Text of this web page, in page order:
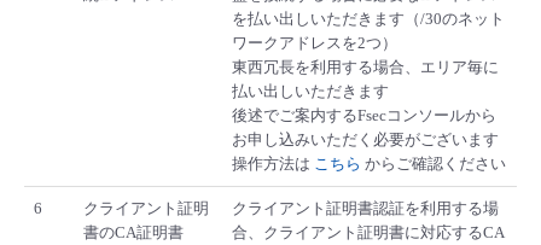
を払い出しいただきます（/30のネット
ワークアドレスを2つ）
東西冗長を利用する場合、エリア毎に
払い出しいただきます
後述でご案内するFsecコンソールから
お申し込みいただく必要がございます
操作方法は こちら からご確認ください
6
クライアント証明
書のCA証明書
クライアント証明書認証を利用する場
合、クライアント証明書に対応するCA